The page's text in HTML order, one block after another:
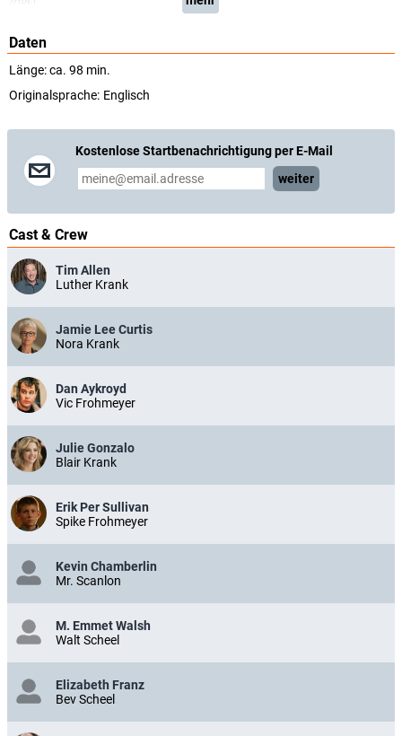
(ORF)
Daten
Länge: ca. 98 min.
Originalsprache: Englisch
Kostenlose Startbenachrichtigung per E-Mail
weiter
Cast & Crew
Tim Allen
Luther Krank
Jamie Lee Curtis
Nora Krank
Dan Aykroyd
Vic Frohmeyer
Julie Gonzalo
Blair Krank
Erik Per Sullivan
Spike Frohmeyer
Kevin Chamberlin
Mr. Scanlon
M. Emmet Walsh
Walt Scheel
Elizabeth Franz
Bev Scheel